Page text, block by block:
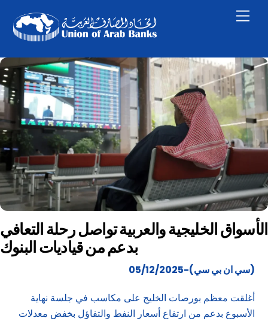
content
الأسواق الخليجية والعربية تواصل رحلة التعافي
بدعم من قياديات البنوك
(سي ان بي سي)-05/12/2025
أغلقت معظم بورصات الخليج على مكاسب في جلسة نهاية
الأسبوع بدعم من ارتفاع أسعار النفط والتفاؤل بخفض معدلات